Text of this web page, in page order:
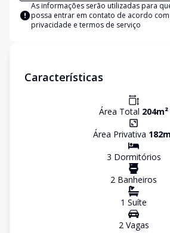
As informações serão utilizadas para
possa entrar em contato de acordo com
privacidade e termos de serviço
Características
Área Total 204m²
Área Privativa 182
3 Dormitórios
2 Banheiros
1 Suíte
2Vagas